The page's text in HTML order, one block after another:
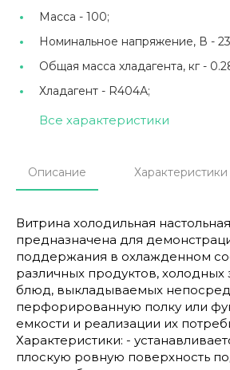
Масса - 100;
Номинальное напряжение, В -
Общая масса хладагента, кг -
Хладагент - R404А;
Все характеристики
Описание Характеристики
Витрина холодильная
предназначена для
поддержания в охлажденном
различных продуктов, холодных
блюд, выкладываемых
перфорированную полку или
емкости и реализации их
Характеристики: -
плоскую ровную поверхность